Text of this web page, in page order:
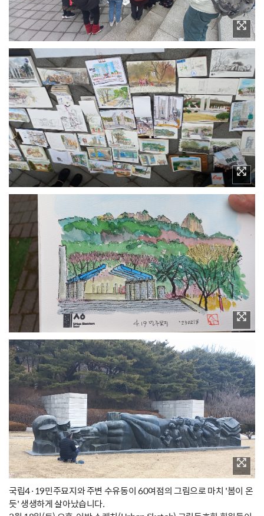
국립4·19민주묘지와 주변 수유동이 60여점의 그림으로 마치 '봄이 온
듯' 생생하게 살아났습니다.